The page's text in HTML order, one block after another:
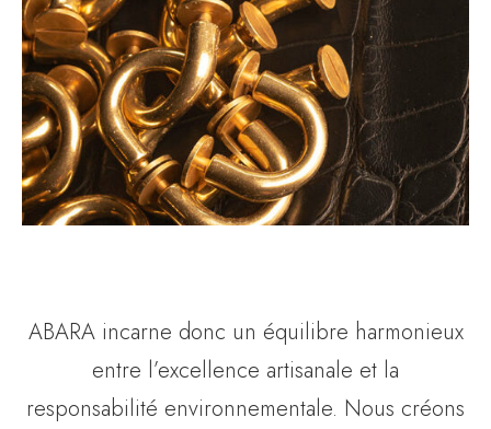
ABARA incarne donc un équilibre harmonieux
entre l’excellence artisanale et la
responsabilité environnementale. Nous créons